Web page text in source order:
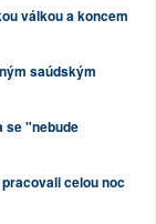
válkou a koncem
saúdským
se "nebude
celou noc